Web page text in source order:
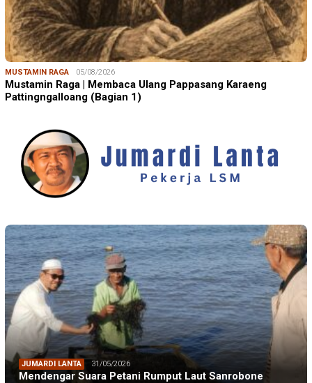
MUSTAMIN RAGA 05/08/2026
Mustamin Raga | Membaca Ulang Pappasang Karaeng
Pattingngalloang (Bagian 1)
JUMARDI LANTA 31/05/2026
Mendengar Suara Petani Rumput Laut Sanrobone